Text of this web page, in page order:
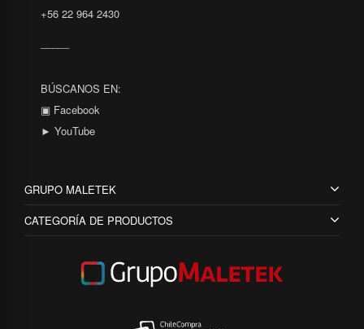
+56 22 964 2430
BÚSCANOS EN:
▣ Facebook
► YouTube
GRUPO MALETEK
CATEGORÍA DE PRODUCTOS